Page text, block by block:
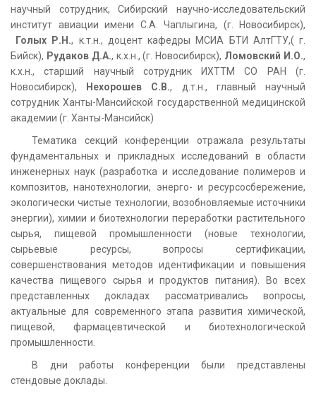
научный сотрудник, Сибирский научно-исследовательский
институт авиации имени С.А. Чаплыгина, (г. Новосибирск),
Голых Р.Н., к.т.н., доцент кафедры МСИА БТИ АлтГТУ,( г.
Бийск), Рудаков Д.А., к.х.н., (г. Новосибирск), Ломовский И.О.,
к.х.н., старший научный сотрудник ИХТТМ СО РАН (г.
Новосибирск),
Нехорошев С.В., д.т.н., главный научный
сотрудник Ханты-Мансийской государственной медицинской
академии (г. Ханты-Мансийск)
Тематика секций конференции отражала результаты
фундаментальных и прикладных исследований в области
инженерных наук (разработка и исследование полимеров и
композитов, нанотехнологии, энерго- и ресурсосбережение,
экологически чистые технологии, возобновляемые источники
энергии), химии и биотехнологии переработки растительного
сырья, пищевой промышленности (новые технологии,
сырьевые ресурсы, вопросы сертификации,
совершенствования методов идентификации и повышения
качества пищевого сырья и продуктов питания). Во всех
представленных докладах рассматривались вопросы,
актуальные для современного этапа развития химической,
пищевой, фармацевтической и биотехнологической
промышленности.
В дни работы конференции были представлены
стендовые доклады.